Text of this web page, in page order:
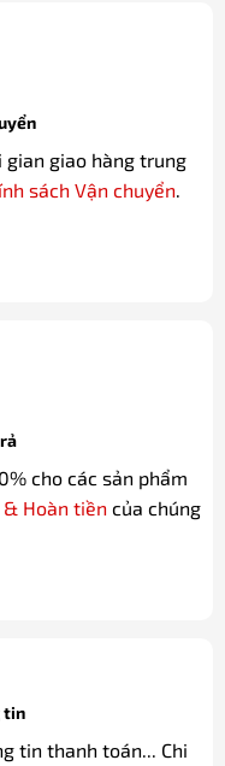
gian giao hàng trung
sách Vận chuyển.
cho các sản phẩm
Hoàn tiền của chúng
tin
tin thanh toán... Chi